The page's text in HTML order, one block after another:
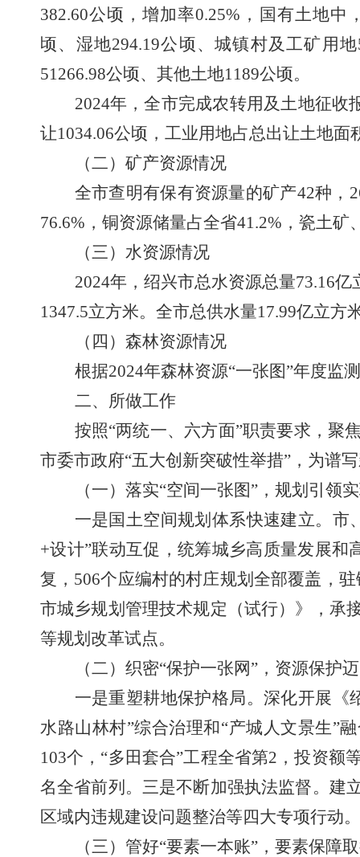
382.60公顷，增加率0.25% ， 国有土地中
顷、 湿地294.19公顷、城镇村及工矿用地
51266.98公顷、 其他土地1189公顷。
2024年，全市完成农转用及土地征收
让1034.06公顷 ， 工业用地占总出让土地面
（二）矿产资源情况
全市查明有保有资源量的矿产42种，
76.6% ，铜资源储量占全省41.2% ，瓷土矿
（三）水资源情况
2024年，绍兴市总水资源总量73.16亿
1347.5立方米。全市总供水量17.99亿立方
（四）森林资源情况
根据2024年森林资源“一张图”年度监
二、 所做工作
按照“两统一、六方面”职责要求， 聚
市委市政府“五大创新突破性举措”， 为谱
（一）落实“空间一张图”，规划引领
一是国土空间规划体系快速建立。市
+设计”联动互促，统筹城乡高质量发展和
复， 506个应编村的村庄规划全部覆盖，
市城乡规划管理技术规定（试行）》
， 承
等规划改革试点。
（二） 织密“保护一张网”，资源保护
一是重塑耕地保护格局。深化开展《
水路山林村”综合治理和“产城人文景生”融
103个， “多田套合”工程全省第2 ，投资额
名全省前列。三是不断加强执法监督。建
区域内违规建设问题整治等四大专项行动。
（三） 管好“要素一本账”，要素保障